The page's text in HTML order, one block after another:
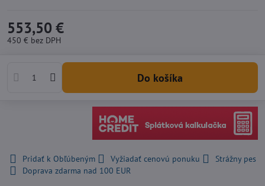
553,50 €
450 € bez DPH
Do košíka
Pridať k Obľúbeným Vyžiadať cenovú ponuku
Strážny pes
Doprava zdarma nad 100 EUR